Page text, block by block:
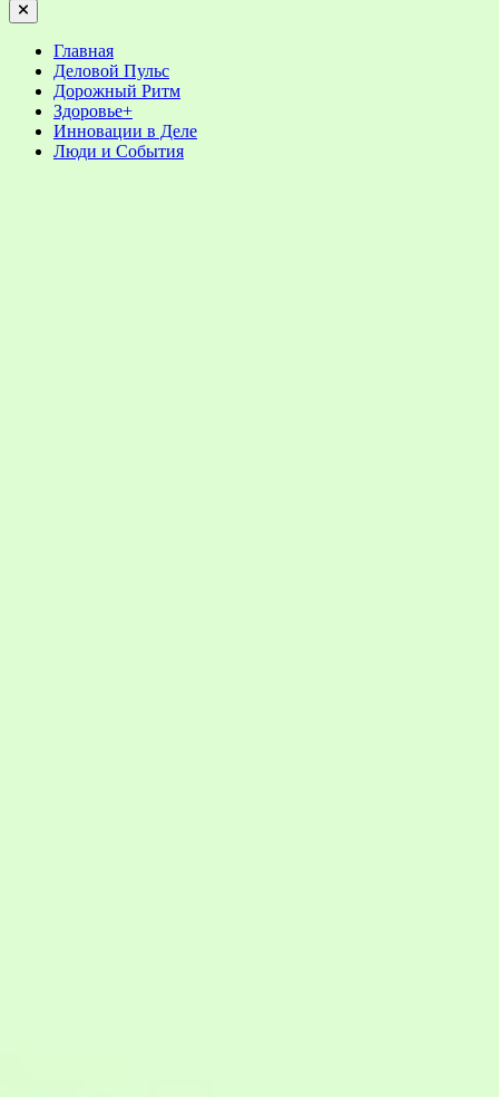
Close
Главная
Деловой Пульс
Дорожный Ритм
Здоровье+
Инновации в Деле
Люди и События